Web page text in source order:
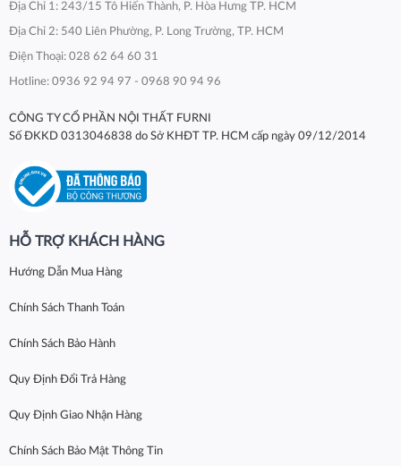
Địa Chỉ 1: 243/15 Tô Hiến Thành, P. Hòa Hưng TP. HCM
Địa Chỉ 2: 540 Liên Phường, P. Long Trường, TP. HCM
Điện Thoại: 028 62 64 60 31
Hotline: 0936 92 94 97 - 0968 90 94 96
CÔNG TY CỔ PHẦN NỘI THẤT FURNI
Số ĐKKD 0313046838 do Sở KHĐT TP. HCM cấp ngày 09/12/2014
HỖ TRỢ KHÁCH HÀNG
Hướng Dẫn Mua Hàng
Chính Sách Thanh Toán
Chính Sách Bảo Hành
Quy Định Đổi Trả Hàng
Quy Định Giao Nhận Hàng
Chính Sách Bảo Mật Thông Tin